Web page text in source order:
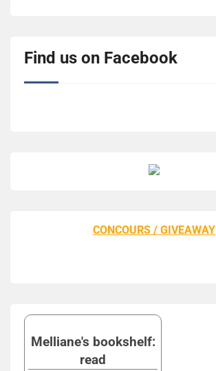
Find us on Facebook
CONCOURS / GIVEAWAY
Melliane's bookshelf:
read